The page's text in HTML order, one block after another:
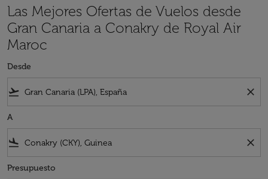
Las Mejores Ofertas de Vuelos desde
Gran Canaria a Conakry de Royal Air
Maroc
Desde
flight_takeoff close
A
flight_land close
Presupuesto